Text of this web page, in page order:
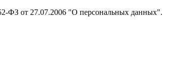
ФЗ от 27.07.2006 "О персональных данных".